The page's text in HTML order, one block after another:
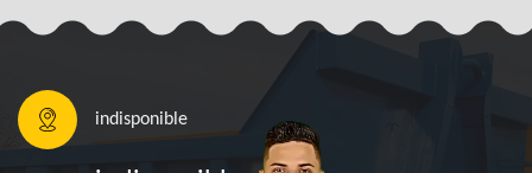
indisponible